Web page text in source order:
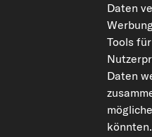
Mehr von kfzteile24
Corporate Website
Daten
Tools
Daten